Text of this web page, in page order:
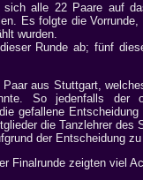
sich alle 22 Paare auf
Es folgte die
wurden.
Runde ab; fünf
Paar aus Stuttgart,
So jedenfalls der
gefallene
die Tanzlehrer des
der Entscheidung
Finalrunde zeigten viel